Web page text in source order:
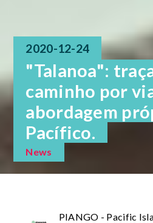
2020-12-24
"Talanoa":
caminho por
abordagem
Pacífico.
News
PIANGO - Pacific